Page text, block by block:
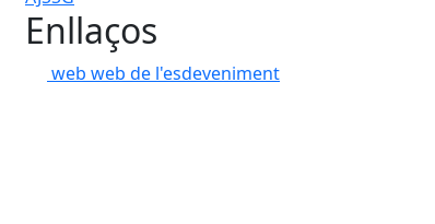
Enllaços
web web de l'esdeveniment